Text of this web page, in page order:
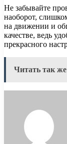
Не забывайте
наоборот,
на движении и
качестве, ведь
прекрасного
Читать так